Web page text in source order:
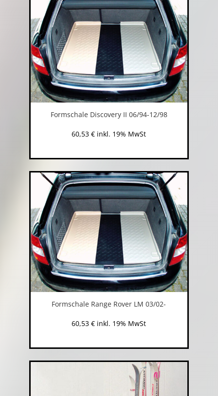
Formschale Discovery II 06/94-12/98
60,53€ inkl. 19% MwSt
Formschale Range Rover LM 03/02-
60,53€ inkl. 19% MwSt